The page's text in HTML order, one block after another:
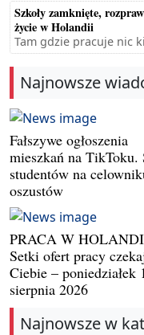
Szkoły zamknięte,
życie w Holandii
Tam gdzie pracuje nic
Najnowsze
Fałszywe ogłoszenia
mieszkań na TikToku.
studentów na
oszustów
PRACA W
Setki ofert pracy
Ciebie – poniedziałek
sierpnia 2026
Najnowsze w